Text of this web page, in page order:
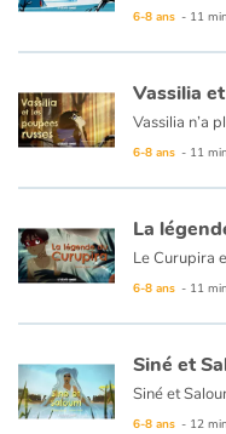
6-8 ans - 11 min
Vassilia
6-8 ans - 11 min
La
6-8 ans - 11 min
Siné et
6-8 ans - 12 min